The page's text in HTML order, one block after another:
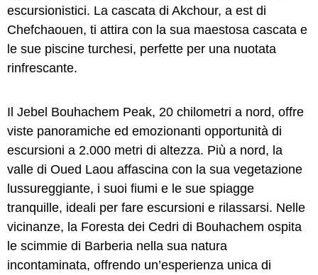
escursionistici. La cascata di Akchour, a est di
Chefchaouen, ti attira con la sua maestosa cascata e
le sue piscine turchesi, perfette per una nuotata
rinfrescante.
Il Jebel Bouhachem Peak, 20 chilometri a nord, offre
viste panoramiche ed emozionanti opportunità di
escursioni a 2.000 metri di altezza. Più a nord, la
valle di Oued Laou affascina con la sua vegetazione
lussureggiante, i suoi fiumi e le sue spiagge
tranquille, ideali per fare escursioni e rilassarsi. Nelle
vicinanze, la Foresta dei Cedri di Bouhachem ospita
le scimmie di Barberia nella sua natura
incontaminata, offrendo un’esperienza unica di